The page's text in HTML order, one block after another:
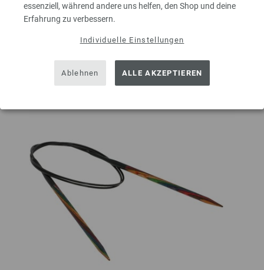
essenziell, während andere uns helfen, den Shop und deine
Erfahrung zu verbessern.
Individuelle Einstellungen
Ablehnen ALLE AKZEPTIEREN
IN DEN EINKAUFSWAGEN LEGEN
Auf meine Wunschliste